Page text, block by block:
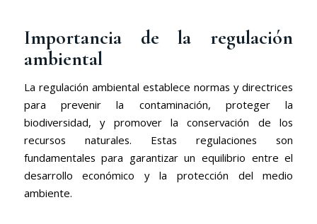
Importancia de la regulación
ambiental
La regulación ambiental establece normas y directrices
para prevenir la contaminación, proteger la
biodiversidad, y promover la conservación de los
recursos naturales. Estas regulaciones son
fundamentales para garantizar un equilibrio entre el
desarrollo económico y la protección del medio
ambiente.